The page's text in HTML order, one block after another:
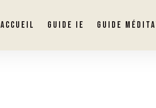
ACCUEIL GUIDE IE GUIDE